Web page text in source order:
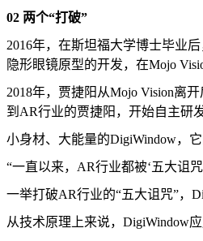
02 两个“打破”
2016年，在斯坦福大学博士毕业
隐形眼镜原型的开发，在Mojo
2018年，贾捷阳从Mojo Vision离
到AR行业的贾捷阳，开始自主研
小身材、大能量的DigiWindow，
“一直以来，AR行业都被‘五大诅
一举打破AR行业的“五大诅咒”，
从技术原理上来说，DigiWindow